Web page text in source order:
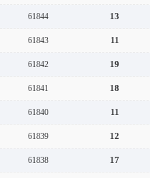
61844 13
61843 11
61842 19
61841 18
61840 11
61839 12
61838 17